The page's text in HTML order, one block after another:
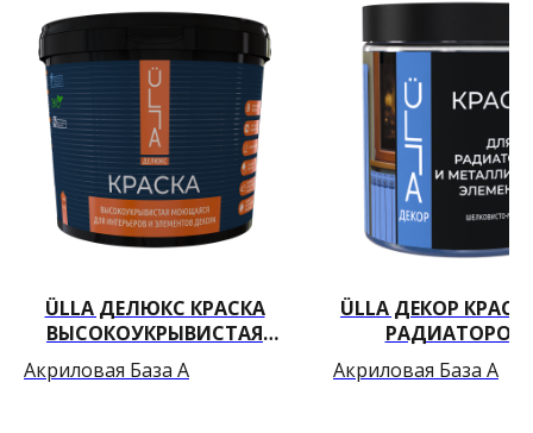
ÜLLA ДЕЛЮКС КРАСКА
ВЫСОКОУКРЫВИСТАЯ
МОЮЩАЯСЯ ДЛЯ
ИНТЕРЬЕРОВ И
Акриловая База А
ÜLLA ДЕКОР
РАДИАТОРОВ
ЭЛЕМЕНТОВ
Акриловая База А